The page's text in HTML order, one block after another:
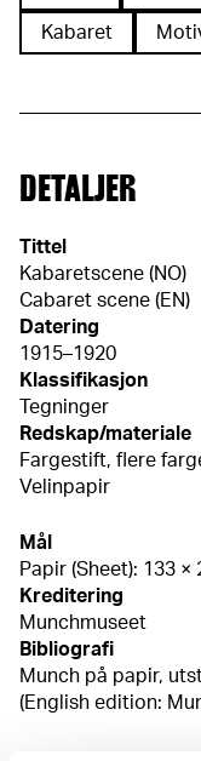
Kabaret
DETALJER
Tittel
Kabaretscene (NO)
Cabaret scene (EN)
Datering
1915–1920
Klassifikasjon
Tegninger
Redskap/materiale
Fargestift, flere
Velinpapir
Mål
Papir (Sheet): 133 ×
Kreditering
Munchmuseet
Bibliografi
Munch på papir,
(English edition: